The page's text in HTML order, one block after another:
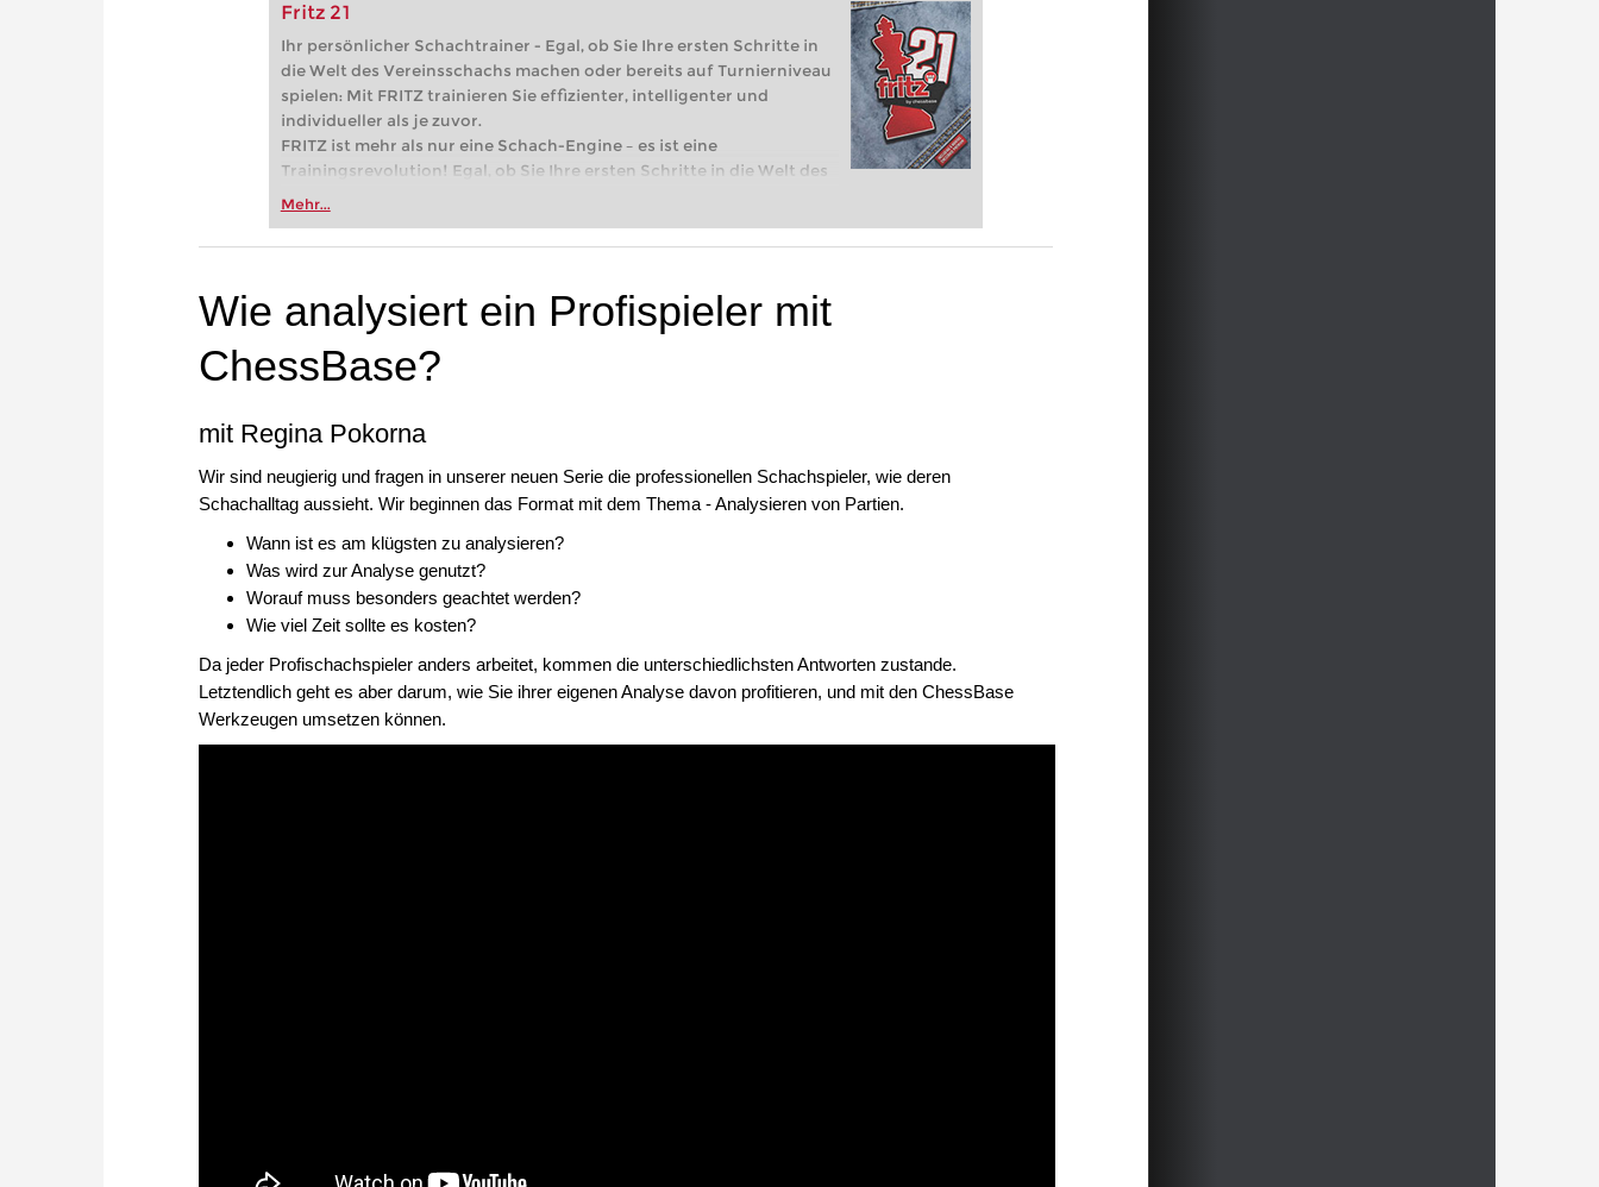
Fritz 21
Ihr persönlicher Schachtrainer - Egal, ob Sie Ihre ersten Schritte in
die Welt des Vereinsschachs machen oder bereits auf Turnierniveau
spielen: Mit FRITZ trainieren Sie effizienter, intelligenter und
individueller als je zuvor.
FRITZ ist mehr als nur eine Schach-Engine – es ist eine
Trainingsrevolution! Egal, ob Sie Ihre ersten Schritte in die Welt des
Vereinsschachs machen oder bereits auf Turnierniveau spielen: Mit
zuvor.
Mehr...
Wie analysiert ein Profispieler mit
ChessBase?
mit Regina Pokorna
Wir sind neugierig und fragen in unserer neuen Serie die professionellen Schachspieler, wie deren
Schachalltag aussieht. Wir beginnen das Format mit dem Thema - Analysieren von Partien.
Wann ist es am klügsten zu analysieren?
Was wird zur Analyse genutzt?
Worauf muss besonders geachtet werden?
Wie viel Zeit sollte es kosten?
Da jeder Profischachspieler anders arbeitet, kommen die unterschiedlichsten Antworten zustande.
Letztendlich geht es aber darum, wie Sie ihrer eigenen Analyse davon profitieren, und mit den ChessBase
Werkzeugen umsetzen können.